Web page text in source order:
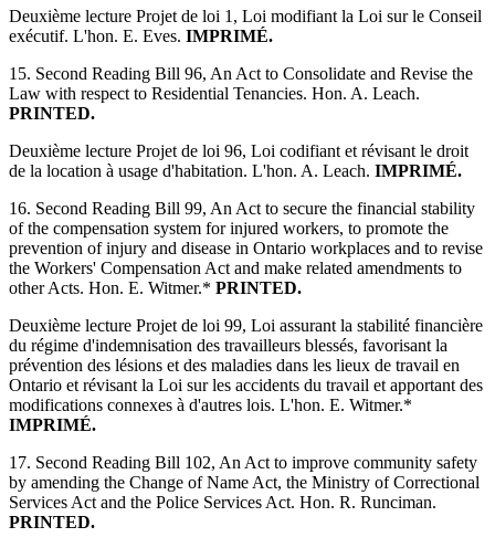
Deuxième lecture Projet de loi 1, Loi modifiant la Loi sur le Conseil
exécutif. L'hon. E. Eves. IMPRIMÉ.
15. Second Reading Bill 96, An Act to Consolidate and Revise the
Law with respect to Residential Tenancies. Hon. A. Leach.
PRINTED.
Deuxième lecture Projet de loi 96, Loi codifiant et révisant le droit
de la location à usage d'habitation. L'hon. A. Leach. IMPRIMÉ.
16. Second Reading Bill 99, An Act to secure the financial stability
of the compensation system for injured workers, to promote the
prevention of injury and disease in Ontario workplaces and to revise
the Workers' Compensation Act and make related amendments to
other Acts. Hon. E. Witmer.* PRINTED.
Deuxième lecture Projet de loi 99, Loi assurant la stabilité financière
du régime d'indemnisation des travailleurs blessés, favorisant la
prévention des lésions et des maladies dans les lieux de travail en
Ontario et révisant la Loi sur les accidents du travail et apportant des
modifications connexes à d'autres lois. L'hon. E. Witmer.*
IMPRIMÉ.
17. Second Reading Bill 102, An Act to improve community safety
by amending the Change of Name Act, the Ministry of Correctional
Services Act and the Police Services Act. Hon. R. Runciman.
PRINTED.